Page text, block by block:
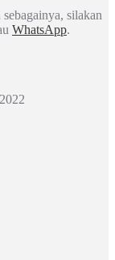
silakan
WhatsApp.